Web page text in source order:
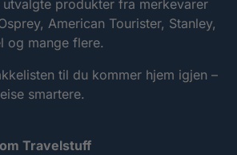
produkter fra merkevarer
American Tourister, Stanley,
og mange flere.
til du kommer hjem igjen –
smartere.
Travelstuff